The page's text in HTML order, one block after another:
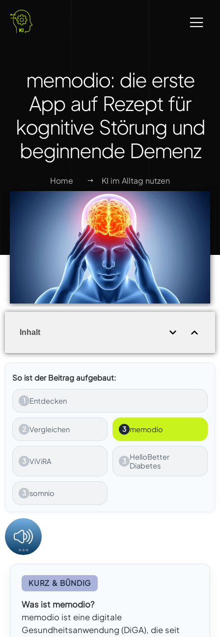
memodio: die erste
App auf Rezept für
kognitive Störung und
beginnende Demenz
Home KI im Alltag nutzen
Inhalt
So ist der Beitrag aufgebaut:
1 Entdecken
2 Vergleichen 3 memodio
3 ViViRA 3 HelloBetter
Diabetes
3 somnio
KURZ & BÜNDIG
Was ist memodio?
memodio ist eine digitale
Gesundheitsanwendung (DiGA), die seit